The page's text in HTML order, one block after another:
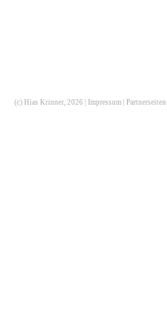
(c) Hias Krinner, 2026 | Impressum |